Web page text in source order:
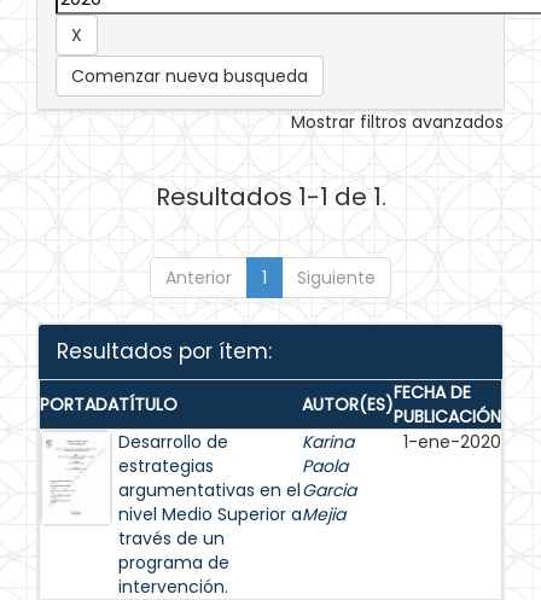
Comenzar nueva busqueda
Mostrar filtros avanzados
Resultados 1-1 de 1.
Anterior 1 Siguiente
Resultados por ítem:
PORTADATÍTULO AUTOR(ES)FECHA DE
PUBLICACIÓN
Desarrollo de
estrategias
argumentativas en el
nivel Medio Superior a
través de un
programa de
intervención.
Karina
Paola
Garcia
Mejia
1-ene-2020